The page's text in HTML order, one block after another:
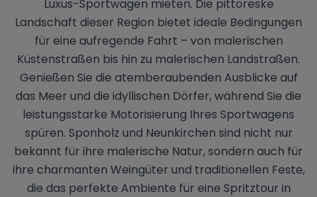
Luxus-Sportwagen mieten. Die pittoreske
Landschaft dieser Region bietet ideale Bedingungen
für eine aufregende Fahrt – von malerischen
Küstenstraßen bis hin zu malerischen Landstraßen.
Genießen Sie die atemberaubenden Ausblicke auf
das Meer und die idyllischen Dörfer, während Sie die
leistungsstarke Motorisierung Ihres Sportwagens
spüren. Sponholz und Neunkirchen sind nicht nur
bekannt für ihre malerische Natur, sondern auch für
ihre charmanten Weingüter und traditionellen Feste,
die das perfekte Ambiente für eine Spritztour in